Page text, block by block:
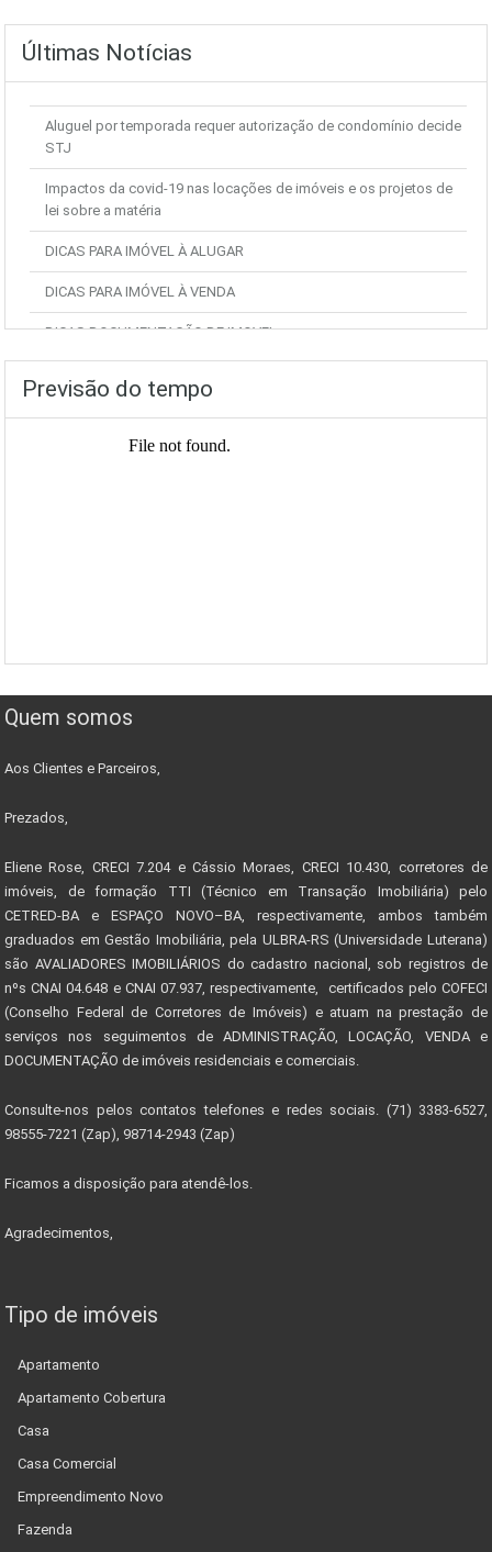
Últimas Notícias
Aluguel por temporada requer autorização de condomínio decide
STJ
Impactos da covid-19 nas locações de imóveis e os projetos de
lei sobre a matéria
DICAS PARA IMÓVEL À ALUGAR
DICAS PARA IMÓVEL À VENDA
DICAS DOCUMENTAÇÃO DE IMOVEL
Previsão do tempo
Quem somos
Aos Clientes e Parceiros,
Prezados,
Eliene Rose, CRECI 7.204 e Cássio Moraes, CRECI 10.430, corretores de
imóveis, de formação TTI (Técnico em Transação Imobiliária) pelo
CETRED-BA e ESPAÇO NOVO–BA, respectivamente, ambos também
graduados em Gestão Imobiliária, pela ULBRA-RS (Universidade Luterana)
são AVALIADORES IMOBILIÁRIOS do cadastro nacional, sob registros de
nºs CNAI 04.648 e CNAI 07.937, respectivamente, certificados pelo COFECI
(Conselho Federal de Corretores de Imóveis) e atuam na prestação de
serviços nos seguimentos de ADMINISTRAÇÃO, LOCAÇÃO, VENDA e
DOCUMENTAÇÃO de imóveis residenciais e comerciais.
Consulte-nos pelos contatos telefones e redes sociais. (71) 3383-6527,
98555-7221 (Zap), 98714-2943 (Zap)
Ficamos a disposição para atendê-los.
Agradecimentos,
Tipo de imóveis
Apartamento
Apartamento Cobertura
Casa
Casa Comercial
Empreendimento Novo
Fazenda